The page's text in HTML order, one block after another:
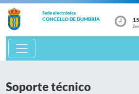
Sede electrónica
CONCELLO DE DUMBRÍA
Soporte técnico